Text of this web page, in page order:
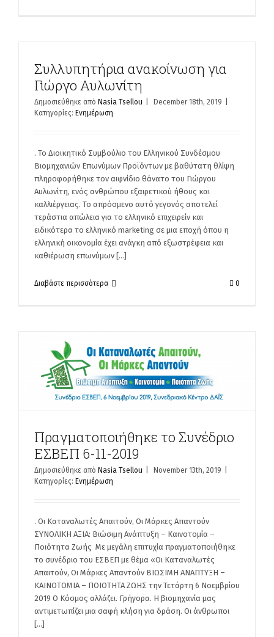
Συλλυπητήρια ανακοίνωση για
Γιώργο Αυλωνίτη
Δημοσιεύθηκε από Nasia Tsellou December 18th, 2019
Κατηγορίες: Ενημέρωση
. Το Διοικητικό Συμβούλιο του Ελληνικού Συνδέσμου
Βιομηχανιών Επωνύμων Προϊόντων με βαθύτατη θλίψη
πληροφορήθηκε τον αιφνίδιο θάνατο του Γιώργου
Αυλωνίτη, ενός ανθρώπου εξαιρετικού ήθους και
καλλιέργειας. Το απρόσμενο αυτό γεγονός αποτελεί
τεράστια απώλεια για το ελληνικό επιχειρείν και
ειδικότερα το ελληνικό marketing σε μια εποχή όπου η
ελληνική οικονομία έχει ανάγκη από εξωστρέφεια και
καθιέρωση επωνύμων [...]
Διαβάστε περισσότερα 0
Πραγματοποιήθηκε το Συνέδριο
ΕΣΒΕΠ 6-11-2019
Δημοσιεύθηκε από Nasia Tsellou November 13th, 2019
Κατηγορίες: Ενημέρωση
. Οι Καταναλωτές Απαιτούν, Οι Μάρκες Απαντούν
ΣΥΝΟΛΙΚΗ ΑΞΙΑ: Βιώσιμη Ανάπτυξη – Καινοτομία –
Ποιότητα Ζωής Με μεγάλη επιτυχία πραγματοποιήθηκε
το συνέδριο του ΕΣΒΕΠ με θέμα «Οι Καταναλωτές
Απαιτούν, Οι Μάρκες Απαντούν ΒΙΩΣΙΜΗ ΑΝΑΠΤΥΞΗ –
ΚΑΙΝΟΤΟΜΙΑ – ΠΟΙΟΤΗΤΑ ΖΩΗΣ την Τετάρτη 6 Νοεμβρίου
2019 Ο Κόσμος αλλάζει. Γρήγορα. Η βιομηχανία μας
αντιμετωπίζει μια σαφή κλήση για δράση. Οι άνθρωποι
[...]